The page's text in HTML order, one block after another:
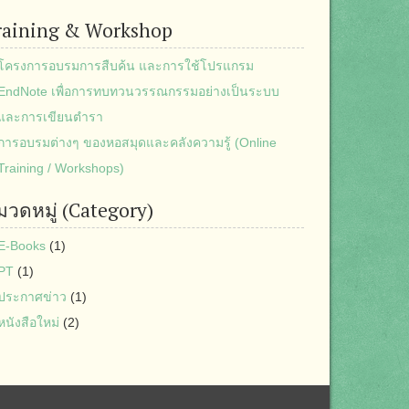
& Workshop
ครงการอบรมการสืบค้น และการใช้โปรแกรม
เพื่อการทบทวนวรรณกรรมอย่างเป็นระบบ
ละการเขียนตำรา
ารอบรมต่างๆ ของหอสมุดและคลังความรู้ (Online
/ Workshops)
วดหมู่ (Category)
Books (1)
(1)
ระกาศข่าว (1)
นังสือใหม่ (2)